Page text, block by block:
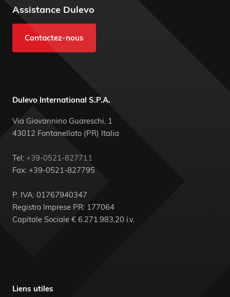
Assistance Dulevo
Contactez-nous
Dulevo International S.P.A.
Via Giovannino Guareschi, 1
43012 Fontanellato (PR) Italia
Tel: +39-0521-827711
Fax: +39-0521-827795
P. IVA: 01767940347
Registro Imprese PR: 177064
Capitale Sociale € 6.271.983,20 i.v.
Liens utiles